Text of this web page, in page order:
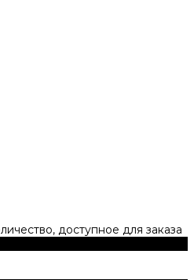
доступное для заказа